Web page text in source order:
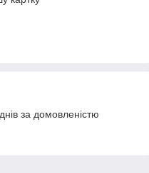
за домовленістю